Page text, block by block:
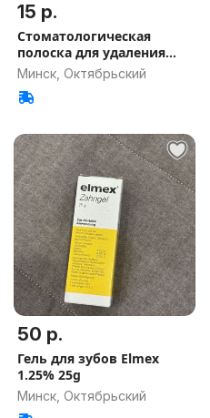
15 р.
Стоматологическая
полоска для удаления
налета.
Минск, Октябрьский
50 р.
Гель для зубов Elmex
1.25% 25g
Минск, Октябрьский